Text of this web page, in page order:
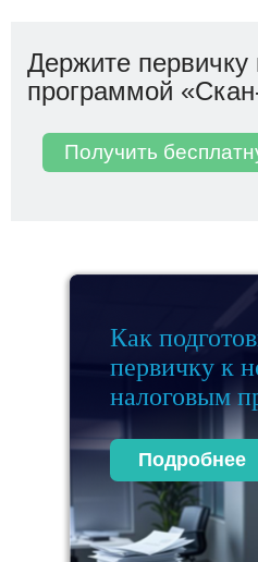
Держите первичку
программой
Получить
Как
первичку к
налоговым
Подробнее